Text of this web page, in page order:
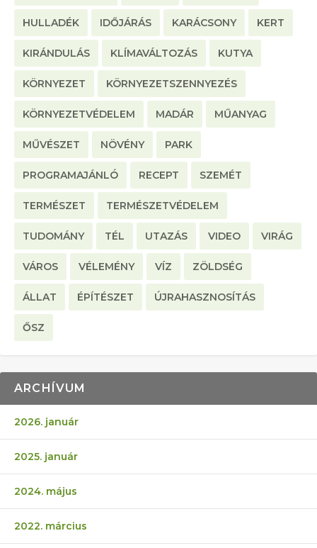
HULLADÉK IDŐJÁRÁS KARÁCSONY KERT
KIRÁNDULÁS KLÍMAVÁLTOZÁS KUTYA
KÖRNYEZET KÖRNYEZETSZENNYEZÉS
KÖRNYEZETVÉDELEM MADÁR MŰANYAG
MŰVÉSZET NÖVÉNY PARK
PROGRAMAJÁNLÓ RECEPT SZEMÉT
TERMÉSZET TERMÉSZETVÉDELEM
TUDOMÁNY TÉL UTAZÁS VIDEO VIRÁG
VÁROS VÉLEMÉNY VÍZ ZÖLDSÉG
ÁLLAT ÉPÍTÉSZET ÚJRAHASZNOSÍTÁS
ŐSZ
ARCHÍVUM
2026. január
2025. január
2024. május
2022. március